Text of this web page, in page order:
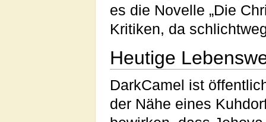
es die Novelle „Die
Kritiken, da
Heutige
DarkCamel ist
der Nähe eines